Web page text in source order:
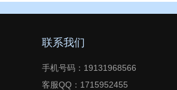
联系我们
手机号码：19131968566
客服QQ：1715952455